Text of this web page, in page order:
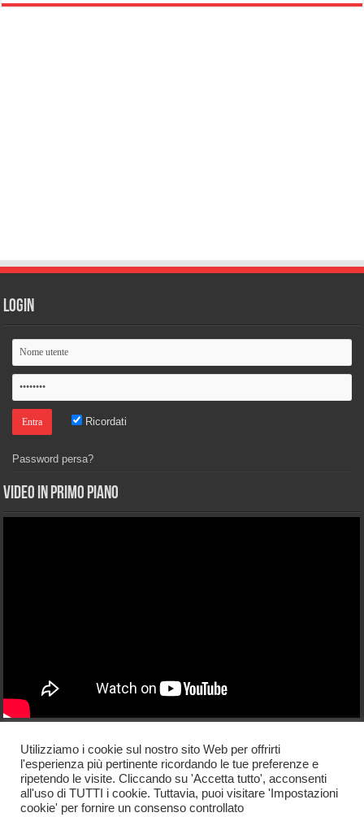
Login
Ricordati
Password persa?
Video in primo piano
La riproduzione di articoli e materiale presente sul sito è libera purché
venga riportato un link verso la notizia pubblicata sul nostro blog. Direttore
responsabile Guglielmo Taliercio Web-master Max Noviello
Utilizziamo i cookie sul nostro sito Web per offrirti
l'esperienza più pertinente ricordando le tue preferenze e
ripetendo le visite. Cliccando su 'Accetta tutto', acconsenti
all'uso di TUTTI i cookie. Tuttavia, puoi visitare 'Impostazioni
cookie' per fornire un consenso controllato